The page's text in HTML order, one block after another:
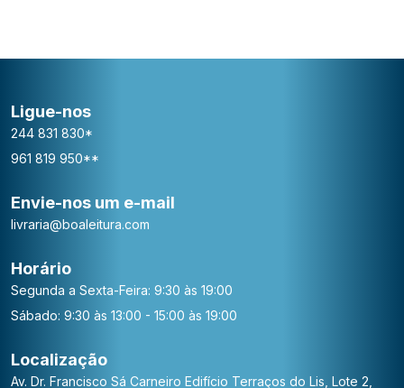
Ligue-nos
244 831 830*
961 819 950**
Envie-nos um e-mail
livraria@boaleitura.com
Horário
Segunda a Sexta-Feira: 9:30 às 19:00
Sábado: 9:30 às 13:00 - 15:00 às 19:00
Localização
Av. Dr. Francisco Sá Carneiro Edifício Terraços do Lis, Lote 2,